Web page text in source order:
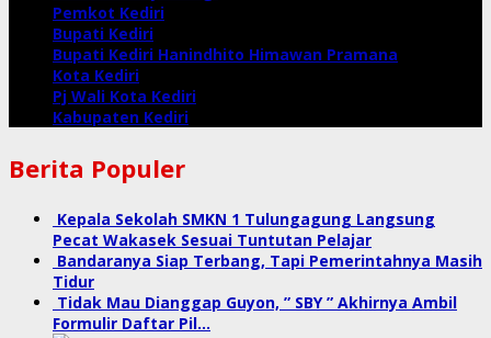
Pemkot Kediri
Bupati Kediri
Bupati Kediri Hanindhito Himawan Pramana
Kota Kediri
Pj Wali Kota Kediri
Kabupaten Kediri
Berita Populer
Kepala Sekolah SMKN 1 Tulungagung Langsung
Pecat Wakasek Sesuai Tuntutan Pelajar
Bandaranya Siap Terbang, Tapi Pemerintahnya Masih
Tidur
Tidak Mau Dianggap Guyon, ” SBY ” Akhirnya Ambil
Formulir Daftar Pil…